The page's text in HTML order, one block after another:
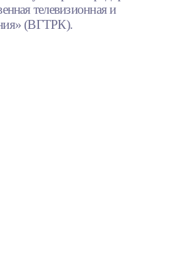
телевизионная и
(ВГТРК).